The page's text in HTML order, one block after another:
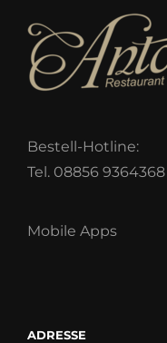
Bestell-Hotline:
Tel. 08856 9364368
Mobile Apps
ADRESSE